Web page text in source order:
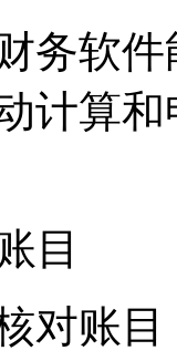
软件
计算
目
账目